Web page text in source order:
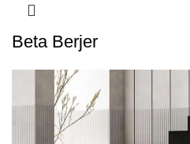
Beta Berjer